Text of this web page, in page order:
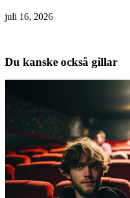
juli 16, 2026
Du kanske också gillar